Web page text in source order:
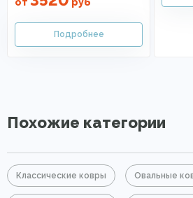
Похожие категории
Классические ковры Овальные